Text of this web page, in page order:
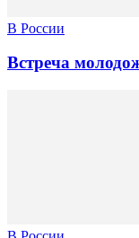
В России
Встреча